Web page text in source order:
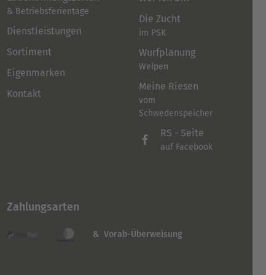
& Betriebsferientage
Dienstleistungen
Sortiment
Eigenmarken
Kontakt
Die Zucht
im PSK
Wurfplanung
Welpen
Meine Riesen
vom
Schwedenspeicher
RS - Seite
auf Facebook
Zahlungsarten
& Vorab-Überweisung